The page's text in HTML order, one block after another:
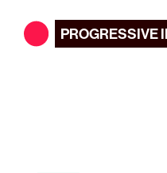
PROGRESSIVE